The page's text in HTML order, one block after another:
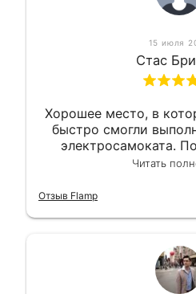
15 июля
Стас
Хорошее место, в
быстро смогли
электросамоката.
вышло вообщеЧитать
Отзыв Flamp